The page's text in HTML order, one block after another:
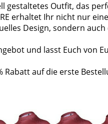
gestaltetes Outfit, das
erhaltet Ihr nicht nur
Design, sondern
und lasst Euch von
Rabatt auf die erste